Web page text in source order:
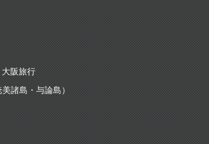
阪旅行
諸島・与論島）